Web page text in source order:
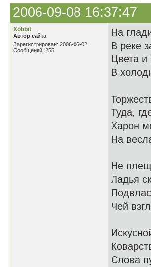
2006-09-08 16:37:47
Xobbit
Автор сайта
Зарегистрирован: 2006-06-02
Сообщений: 255
На
В реке
Цвета и
В
Туда,
Харон
На
Не
Ладья
Чей
Слова